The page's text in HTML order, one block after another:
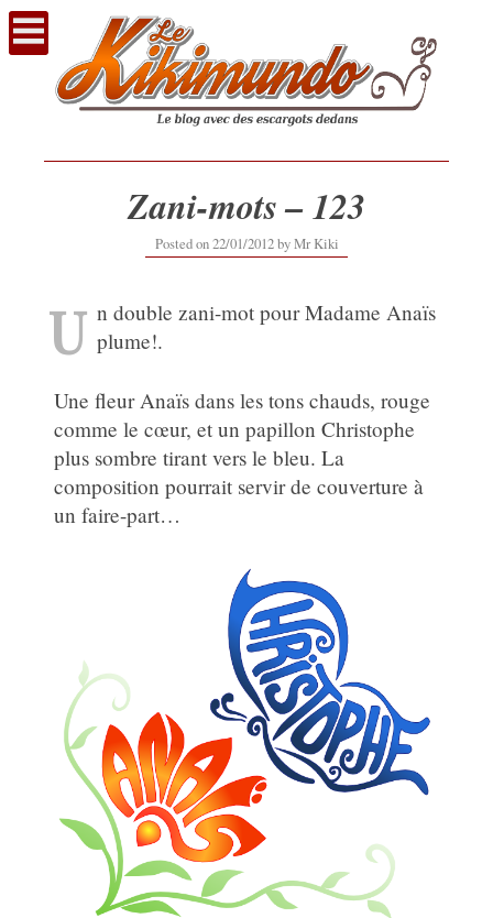
Voir
contenu
Zani-mots – 123
Posted on22/01/201212/09/2019
byMr Kiki
U n double zani-mot pour Madame Anaïs
plume!.
Une fleur Anaïs dans les tons chauds, rouge
comme le cœur, et un papillon Christophe
plus sombre tirant vers le bleu. La
composition pourrait servir de couverture à
un faire-part…